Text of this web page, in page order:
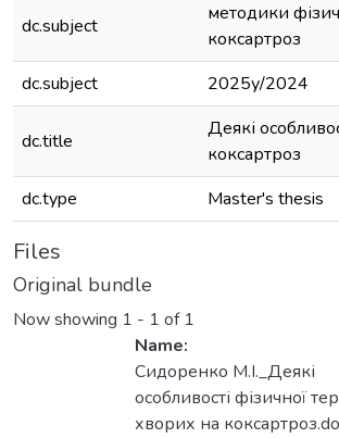
dc.subject
методики
коксартроз
dc.subject
2025у/2024
dc.title
Деякі
коксартроз
dc.type
Master's thesis
Files
Original bundle
Now showing 1 - 1 of 1
Name:
Сидоренко М.І._Деякі
особливості фізичної
хворих на